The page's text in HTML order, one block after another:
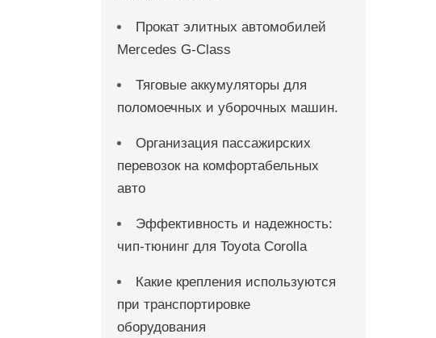
Прокат элитных автомобилей
Mercedes G-Class
Тяговые аккумуляторы для
поломоечных и уборочных машин.
Организация пассажирских
перевозок на комфортабельных
авто
Эффективность и надежность:
чип-тюнинг для Toyota Corolla
Какие крепления используются
при транспортировке
оборудования